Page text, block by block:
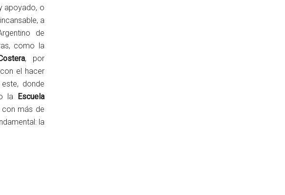
apoyado, o
a
de
como la
, por
el hacer
donde
la Escuela
con más de
la